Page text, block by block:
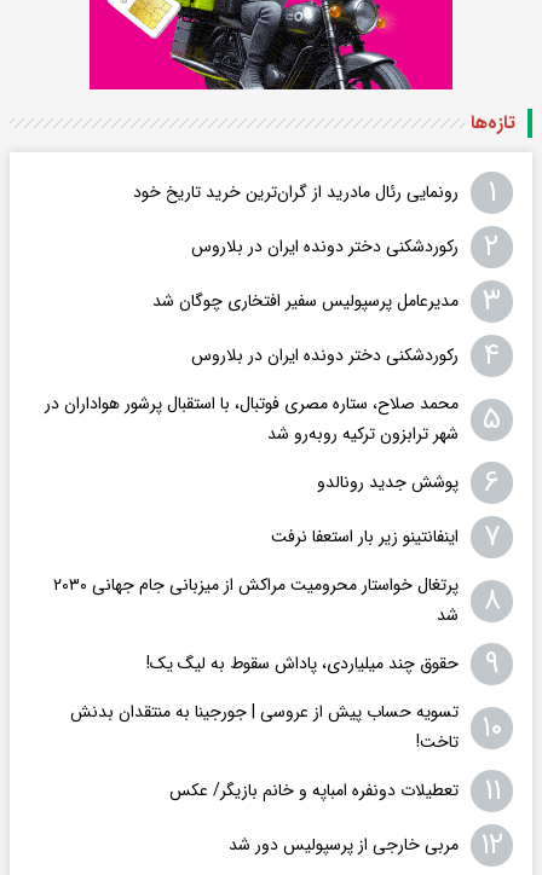
تازه‌ها
۱ رونمایی رئال مادرید از گران‌ترین خرید تاریخ خود
۲ رکوردشکنی دختر دونده ایران در بلاروس
۳ مدیرعامل پرسپولیس سفیر افتخاری چوگان شد
۴ رکوردشکنی دختر دونده ایران در بلاروس
۵
محمد صلاح، ستاره مصری فوتبال، با استقبال پرشور هواداران در
شهر ترابزون ترکیه روبه‌رو شد
۶ پوشش جدید رونالدو
۷ اینفانتینو زیر بار استعفا نرفت
۸
پرتغال خواستار محرومیت مراکش از میزبانی جام جهانی ۲۰۳۰
شد
۹ حقوق چند میلیاردی، پاداش سقوط به لیگ یک!
۱۰
تسویه حساب پیش از عروسی | جورجینا به منتقدان بدنش
تاخت!
۱۱ تعطیلات دونفره امباپه و خانم بازیگر/ عکس
۱۲ مربی خارجی از پرسپولیس دور شد